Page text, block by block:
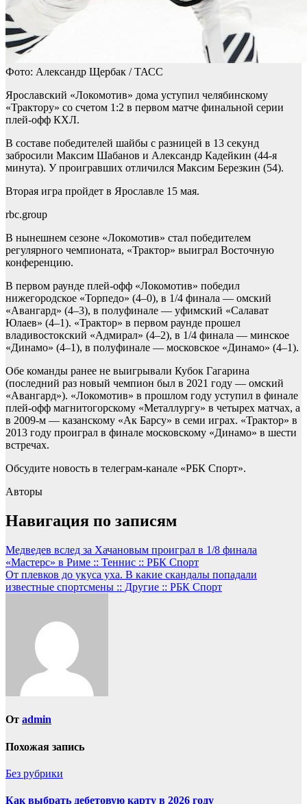
Фото: Александр Щербак / ТАСС
Ярославский «Локомотив» дома уступил челябинскому
«Трактору» со счетом 1:2 в первом матче финальной серии
плей-офф КХЛ.
В составе победителей шайбы с разницей в 13 секунд
забросили Максим Шабанов и Александр Кадейкин (44-я
минута). У проигравших отличился Максим Березкин (54).
Вторая игра пройдет в Ярославле 15 мая.
rbc.group
В нынешнем сезоне «Локомотив» стал победителем
регулярного чемпионата, «Трактор» выиграл Восточную
конференцию.
В первом раунде плей-офф «Локомотив» победил
нижегородское «Торпедо» (4–0), в 1/4 финала — омский
«Авангард» (4–3), в полуфинале — уфимский «Салават
Юлаев» (4–1). «Трактор» в первом раунде прошел
владивостокский «Адмирал» (4–2), в 1/4 финала — минское
«Динамо» (4–1), в полуфинале — московское «Динамо» (4–1).
Обе команды ранее не выигрывали Кубок Гагарина
(последний раз новый чемпион был в 2021 году — омский
«Авангард»). «Локомотив» в прошлом году уступил в финале
плей-офф магнитогорскому «Металлургу» в четырех матчах, а
в 2009-м — казанскому «Ак Барсу» в семи играх. «Трактор» в
2013 году проиграл в финале московскому «Динамо» в шести
встречах.
Обсудите новость в телеграм-канале «РБК Спорт».
Авторы
Навигация по записям
Медведев вслед за Хачановым проиграл в 1/8 финала
«Мастерс» в Риме :: Теннис :: РБК Спорт
От плевков до укуса уха. В какие скандалы попадали
известные спортсмены :: Другие :: РБК Спорт
От admin
Похожая запись
Без рубрики
Как выбрать дебетовую карту в 2026 году